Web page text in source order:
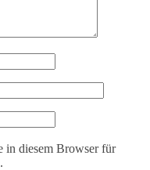
in diesem Browser für